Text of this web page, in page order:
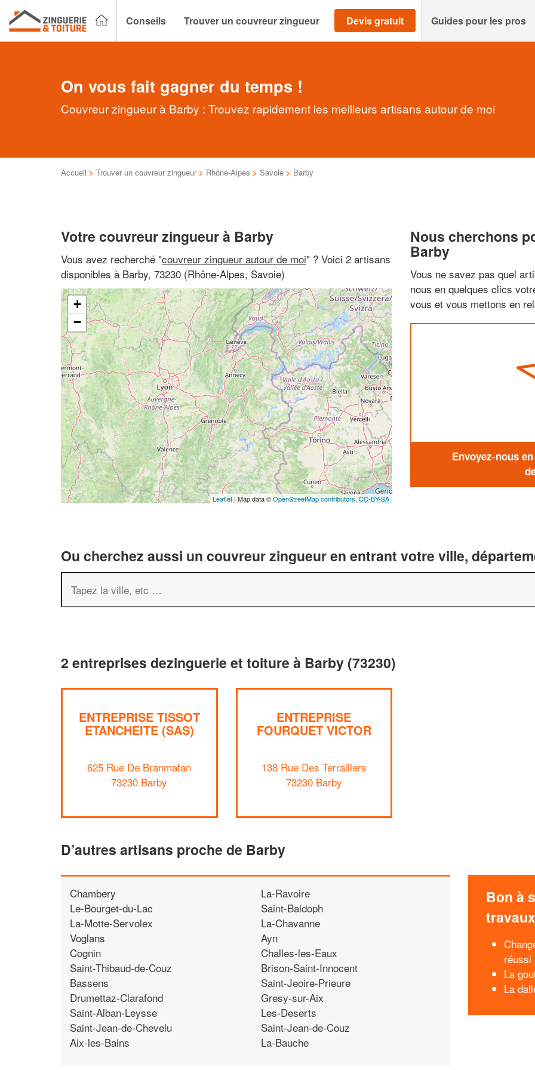
Conseils Trouver un couvreur zingueur Devis gratuit Guides pour les pros
On vous fait gagner du temps !
Couvreur zingueur à Barby : Trouvez rapidement les meilleurs artisans autour de moi
Accueil > Trouver un couvreur zingueur > Rhône-Alpes > Savoie > Barby
Votre couvreur zingueur à Barby
Vous avez recherché "couvreur zingueur autour de moi" ? Voici 2 artisans
disponibles à Barby, 73230 (Rhône-Alpes, Savoie)
+
−
Leaflet| Map data ©OpenStreetMap contributors,CC-BY-SA
Nous cherchons
Barby
Vous ne savez pas quel
nous en quelques clics
vous et vous mettons en
Envoyez-nous
Ou cherchez aussi un couvreur zingueur en entrant votre ville,
2 entreprises dezinguerie et toiture à Barby (73230)
ENTREPRISE TISSOT
ETANCHEITE (SAS)
625 Rue De Branmafan
73230 Barby
ENTREPRISE
FOURQUET VICTOR
138 Rue Des Terraillers
73230 Barby
D’autres artisans proche de Barby
Chambery
Le-Bourget-du-Lac
La-Motte-Servolex
Voglans
Cognin
Saint-Thibaud-de-Couz
Bassens
Drumettaz-Clarafond
Saint-Alban-Leysse
Saint-Jean-de-Chevelu
Aix-les-Bains
La-Ravoire
Saint-Baldoph
La-Chavanne
Ayn
Challes-les-Eaux
Brison-Saint-Innocent
Saint-Jeoire-Prieure
Gresy-sur-Aix
Les-Deserts
Saint-Jean-de-Couz
La-Bauche
Bon à
travaux
réussi
La
La